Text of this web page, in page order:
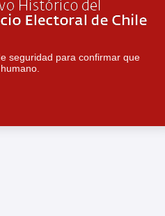
seguridad para confirmar que